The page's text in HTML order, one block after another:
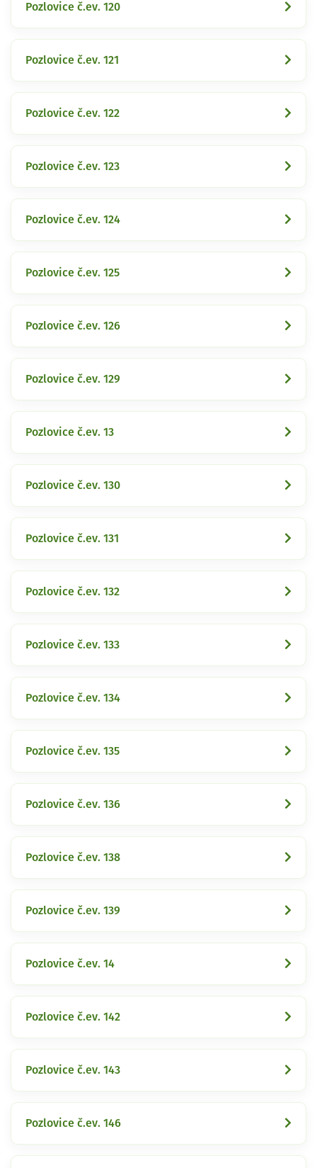
Pozlovice č.ev. 120
Pozlovice č.ev. 121
Pozlovice č.ev. 122
Pozlovice č.ev. 123
Pozlovice č.ev. 124
Pozlovice č.ev. 125
Pozlovice č.ev. 126
Pozlovice č.ev. 129
Pozlovice č.ev. 13
Pozlovice č.ev. 130
Pozlovice č.ev. 131
Pozlovice č.ev. 132
Pozlovice č.ev. 133
Pozlovice č.ev. 134
Pozlovice č.ev. 135
Pozlovice č.ev. 136
Pozlovice č.ev. 138
Pozlovice č.ev. 139
Pozlovice č.ev. 14
Pozlovice č.ev. 142
Pozlovice č.ev. 143
Pozlovice č.ev. 146